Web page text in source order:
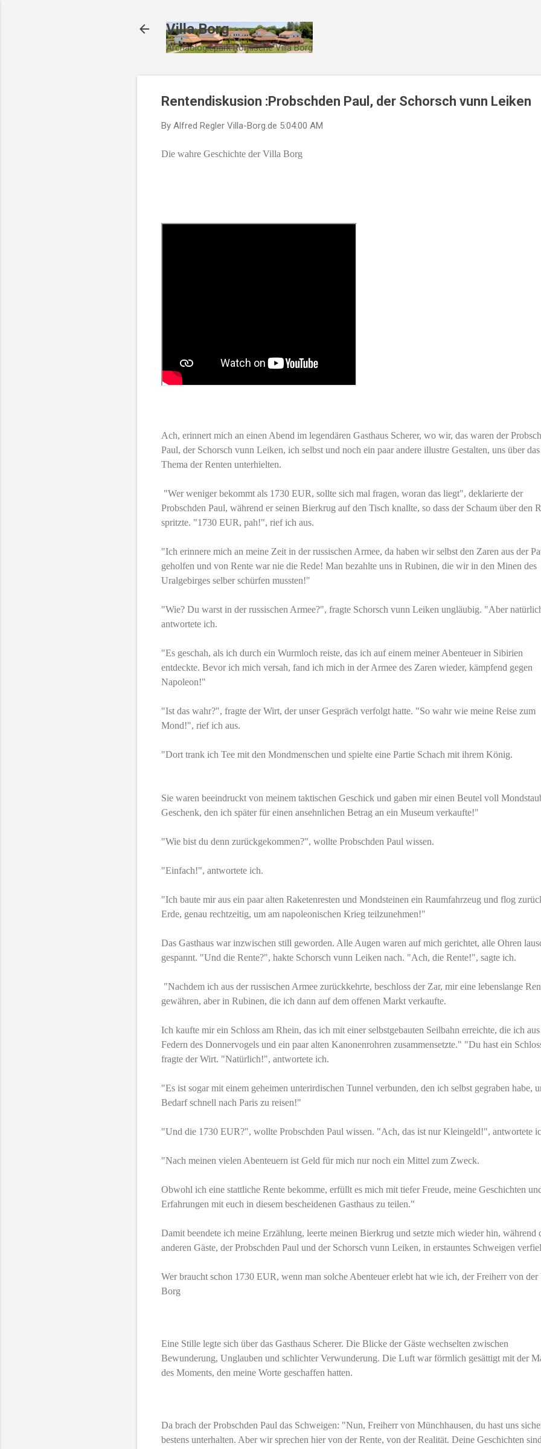
Villa Borg
Archäologiepark Römische Villa Borg
Rentendiskusion :Probschden Paul, der Schorsch vunn Leiken
By Alfred Regler Villa-Borg.de 5:04:00 AM
Die wahre Geschichte der Villa Borg
Ach, erinnert mich an einen Abend im legendären Gasthaus Scherer, wo wir, das waren der
Paul, der Schorsch vunn Leiken, ich selbst und noch ein paar andere illustre Gestalten, uns über das
Thema der Renten unterhielten.
"Wer weniger bekommt als 1730 EUR, sollte sich mal fragen, woran das liegt", deklarierte der
Probschden Paul, während er seinen Bierkrug auf den Tisch knallte, so dass der Schaum über den
spritzte. "1730 EUR, pah!", rief ich aus.
"Ich erinnere mich an meine Zeit in der russischen Armee, da haben wir selbst den Zaren aus der
geholfen und von Rente war nie die Rede! Man bezahlte uns in Rubinen, die wir in den Minen des
Uralgebirges selber schürfen mussten!"
"Wie? Du warst in der russischen Armee?", fragte Schorsch vunn Leiken ungläubig. "Aber
antwortete ich.
"Es geschah, als ich durch ein Wurmloch reiste, das ich auf einem meiner Abenteuer in Sibirien
entdeckte. Bevor ich mich versah, fand ich mich in der Armee des Zaren wieder, kämpfend gegen
Napoleon!"
"Ist das wahr?", fragte der Wirt, der unser Gespräch verfolgt hatte. "So wahr wie meine Reise zum
Mond!", rief ich aus.
"Dort trank ich Tee mit den Mondmenschen und spielte eine Partie Schach mit ihrem König.
Sie waren beeindruckt von meinem taktischen Geschick und gaben mir einen Beutel voll
Geschenk, den ich später für einen ansehnlichen Betrag an ein Museum verkaufte!"
"Wie bist du denn zurückgekommen?", wollte Probschden Paul wissen.
"Einfach!", antwortete ich.
"Ich baute mir aus ein paar alten Raketenresten und Mondsteinen ein Raumfahrzeug und flog
Erde, genau rechtzeitig, um am napoleonischen Krieg teilzunehmen!"
Das Gasthaus war inzwischen still geworden. Alle Augen waren auf mich gerichtet, alle Ohren
gespannt. "Und die Rente?", hakte Schorsch vunn Leiken nach. "Ach, die Rente!", sagte ich.
"Nachdem ich aus der russischen Armee zurückkehrte, beschloss der Zar, mir eine lebenslange
gewähren, aber in Rubinen, die ich dann auf dem offenen Markt verkaufte.
Ich kaufte mir ein Schloss am Rhein, das ich mit einer selbstgebauten Seilbahn erreichte, die ich aus
Federn des Donnervogels und ein paar alten Kanonenrohren zusammensetzte." "Du hast ein
fragte der Wirt. "Natürlich!", antwortete ich.
"Es ist sogar mit einem geheimen unterirdischen Tunnel verbunden, den ich selbst gegraben habe,
Bedarf schnell nach Paris zu reisen!"
"Und die 1730 EUR?", wollte Probschden Paul wissen. "Ach, das ist nur Kleingeld!", antwortete
"Nach meinen vielen Abenteuern ist Geld für mich nur noch ein Mittel zum Zweck.
Obwohl ich eine stattliche Rente bekomme, erfüllt es mich mit tiefer Freude, meine Geschichten
Erfahrungen mit euch in diesem bescheidenen Gasthaus zu teilen."
Damit beendete ich meine Erzählung, leerte meinen Bierkrug und setzte mich wieder hin, während
anderen Gäste, der Probschden Paul und der Schorsch vunn Leiken, in erstauntes Schweigen
Wer braucht schon 1730 EUR, wenn man solche Abenteuer erlebt hat wie ich, der Freiherr von
Borg
Eine Stille legte sich über das Gasthaus Scherer. Die Blicke der Gäste wechselten zwischen
Bewunderung, Unglauben und schlichter Verwunderung. Die Luft war förmlich gesättigt mit der
des Moments, den meine Worte geschaffen hatten.
Da brach der Probschden Paul das Schweigen: "Nun, Freiherr von Münchhausen, du hast uns
bestens unterhalten. Aber wir sprechen hier von der Rente, von der Realität. Deine Geschichten sind